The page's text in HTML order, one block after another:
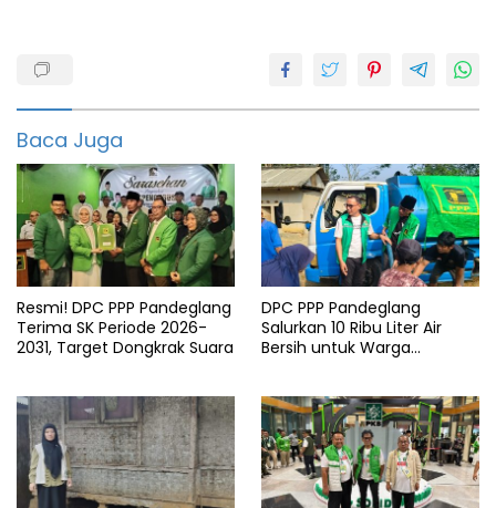
Pandeglang
narulita
Baca Juga
Resmi! DPC PPP Pandeglang
Terima SK Periode 2026-
2031, Target Dongkrak Suara
DPC PPP Pandeglang
Salurkan 10 Ribu Liter Air
Bersih untuk Warga